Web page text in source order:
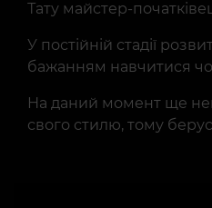
Тату майстер-
У постійній стадії
бажанням навчитися
На даний момент ще
свого стилю, тому